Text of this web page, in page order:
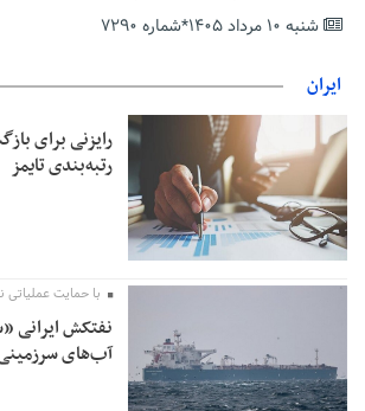
دریافت یارانه کود اقدام کنند
شنبه ۱۰ مرداد ۱۴۰۵*شماره ۷۲۹۰
ایران
رایزنی برای
رتبه‌بندی تایمز
با حمایت عملیاتی
نفتکش ایرانی
آب‌های